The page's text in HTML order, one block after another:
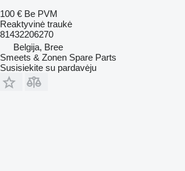
100 € Be PVM
Reaktyvinė traukė
81432206270
Belgija, Bree
Smeets & Zonen Spare Parts
Susisiekite su pardavėju